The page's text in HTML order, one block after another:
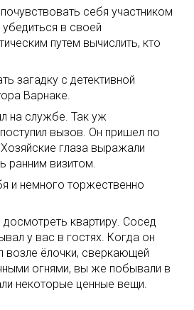
себя участником
убедиться в своей
путем вычислить, кто
загадку с детективной
Варнаке.
на службе. Так уж
вызов. Он пришел по
глаза выражали
ранним визитом.
и немного торжественно
квартиру. Сосед
у вас в гостях. Когда он
возле ёлочки, сверкающей
огнями, вы же побывали в
некоторые ценные вещи.